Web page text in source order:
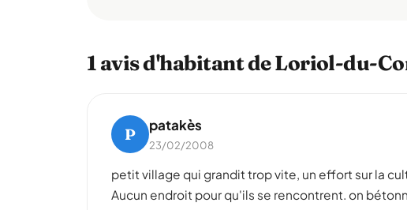
1 avis d'habitant de Loriol-du-
P patakès
23/02/2008
petit village qui grandit trop vite, un effort sur la
Aucun endroit pour qu'ils se rencontrent. on